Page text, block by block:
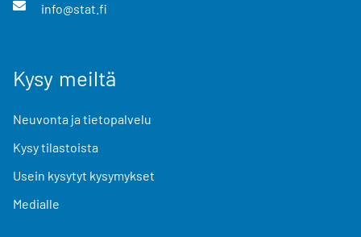
info@stat.fi
Kysy meiltä
Neuvonta ja tietopalvelu
Kysy tilastoista
Usein kysytyt kysymykset
Medialle